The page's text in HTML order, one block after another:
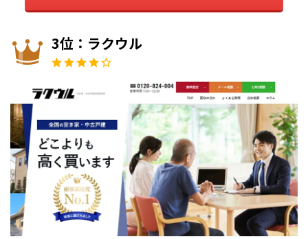
3位：ラクウル